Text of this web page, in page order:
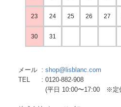
23 24 25 26 27
30 31
メール
shop@lisblanc.com
TEL
0120-882-908
(平日 10:00〜17:00 ※定